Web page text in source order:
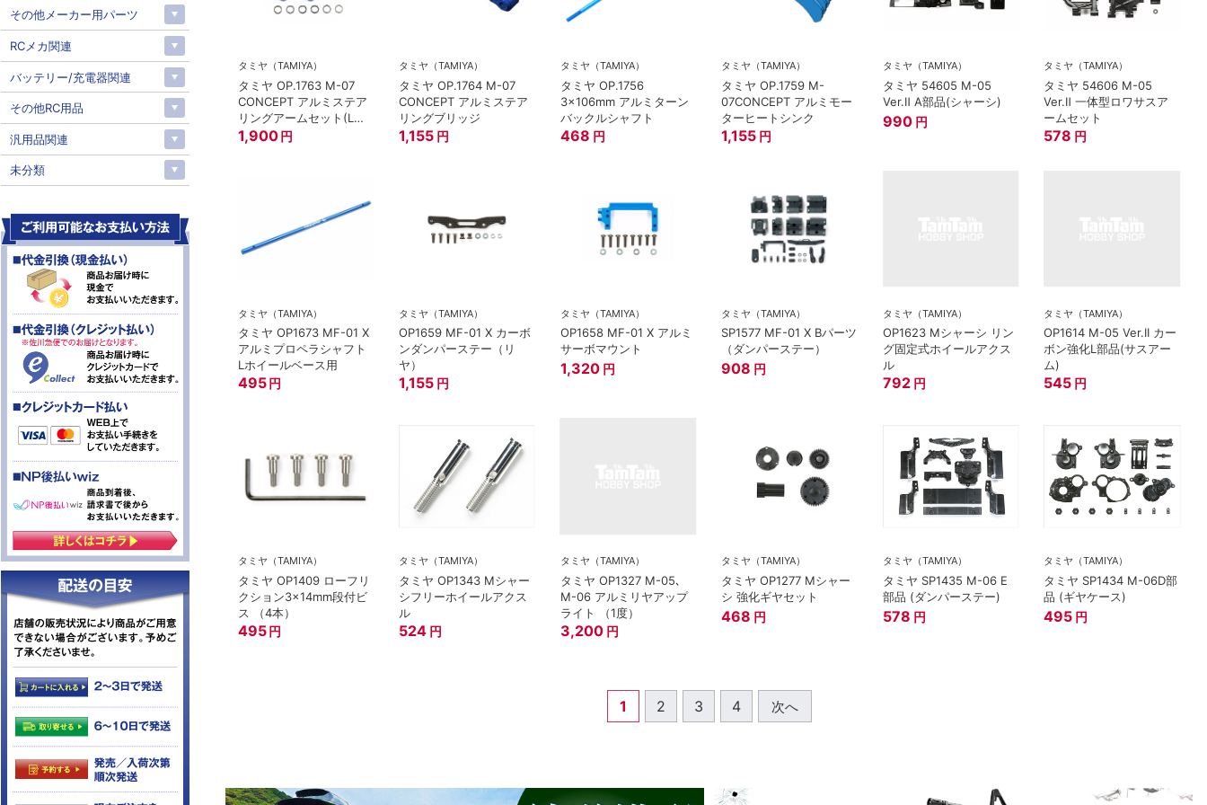
タミヤ（TAMIYA）
タミヤ OP.1763 M-07
CONCEPT アルミステア
リングアームセット(L・
R)
1,900 円
タミヤ（TAMIYA）
タミヤ OP.1764 M-07
CONCEPT アルミステア
リングブリッジ
1,155 円
タミヤ（TAMIYA）
タミヤ OP.1756
3×106mm アルミターン
バックルシャフト
468 円
タミヤ（TAMIYA）
タミヤ OP.1759 M-
07CONCEPT アルミモー
ターヒートシンク
1,155 円
タミヤ（TAMIYA）
タミヤ 54605 M-05
Ver.Ⅱ A部品(シャーシ)
990 円
タミヤ（TAMIYA）
タミヤ 54606 M-05
Ver.Ⅱ 一体型ロワサスア
ームセット
578 円
タミヤ（TAMIYA）
タミヤ OP1673 MF-01 X
アルミプロペラシャフト
Lホイールベース用
495 円
タミヤ（TAMIYA）
OP1659 MF-01 X カーボ
ンダンパーステー（リ
ヤ）
1,155 円
タミヤ（TAMIYA）
OP1658 MF-01 X アルミ
サーボマウント
1,320 円
タミヤ（TAMIYA）
SP1577 MF-01 X Bパーツ
（ダンパーステー）
908 円
タミヤ（TAMIYA）
OP1623 Mシャーシ リン
グ固定式ホイールアクス
ル
792 円
タミヤ（TAMIYA）
OP1614 M-05 Ver.II カー
ボン強化L部品(サスアー
ム)
545 円
タミヤ（TAMIYA）
タミヤ OP1409 ローフリ
クション3x14mm段付ビ
ス （4本）
495 円
タミヤ（TAMIYA）
タミヤ OP1343 Mシャー
シフリーホイールアクス
ル
524 円
タミヤ（TAMIYA）
タミヤ OP1327 M-05､
M-06 アルミリヤアップ
ライト （1度）
3,200 円
タミヤ（TAMIYA）
タミヤ OP1277 Mシャー
シ 強化ギヤセット
468 円
タミヤ（TAMIYA）
タミヤ SP1435 M-06 E
部品 (ダンパーステー)
578 円
タミヤ（TAMIYA）
タミヤ SP1434 M-06D部
品 (ギヤケース)
495 円
1 2 3 4 次へ
その他メーカー用パーツ
RCメカ関連
バッテリー/充電器関連
その他RC用品
汎用品関連
未分類